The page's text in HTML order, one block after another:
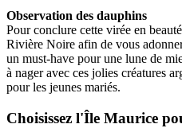
Observation des dauphins
Pour conclure cette virée en
Rivière Noire afin de vous
un must-have pour une lune de
à nager avec ces jolies créatures
pour les jeunes mariés.
Choisissez l'Île Maurice